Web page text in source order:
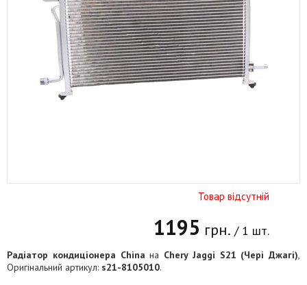
Товар відсутній
1195 грн. / 1 шт.
Радіатор кондиціонера China на Chery Jaggi S21 (Чері Джагі),
Оригінальний артикул: s21-8105010.